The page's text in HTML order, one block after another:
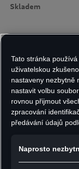
Skladem
Graphic je
Tato stránka
uživatelskou
nastaveny nezbytně
nastavit volbu
rovnou přijmout
zpracování
předávání údajů
používán Google
Google Ireland jako
do USA (zejména
Naprosto